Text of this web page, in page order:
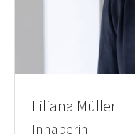
Liliana Müller
Inhaberin